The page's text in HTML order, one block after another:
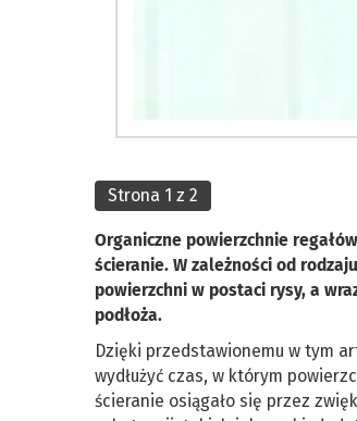
Strona 1 z 2
Organiczne powierzchnie
ścieranie. W zależności od
powierzchni w postaci rysy, a
podłoża.
Dzięki przedstawionemu w tym
wydłużyć czas, w którym
ścieranie osiągało się przez